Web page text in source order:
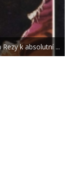
k absolutní ...